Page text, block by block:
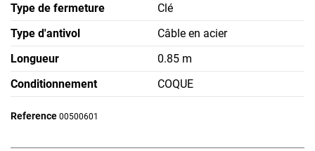
Type de fermeture
Clé
Type d'antivol
Câble en acier
Longueur
0.85 m
Conditionnement
COQUE
Reference 00500601